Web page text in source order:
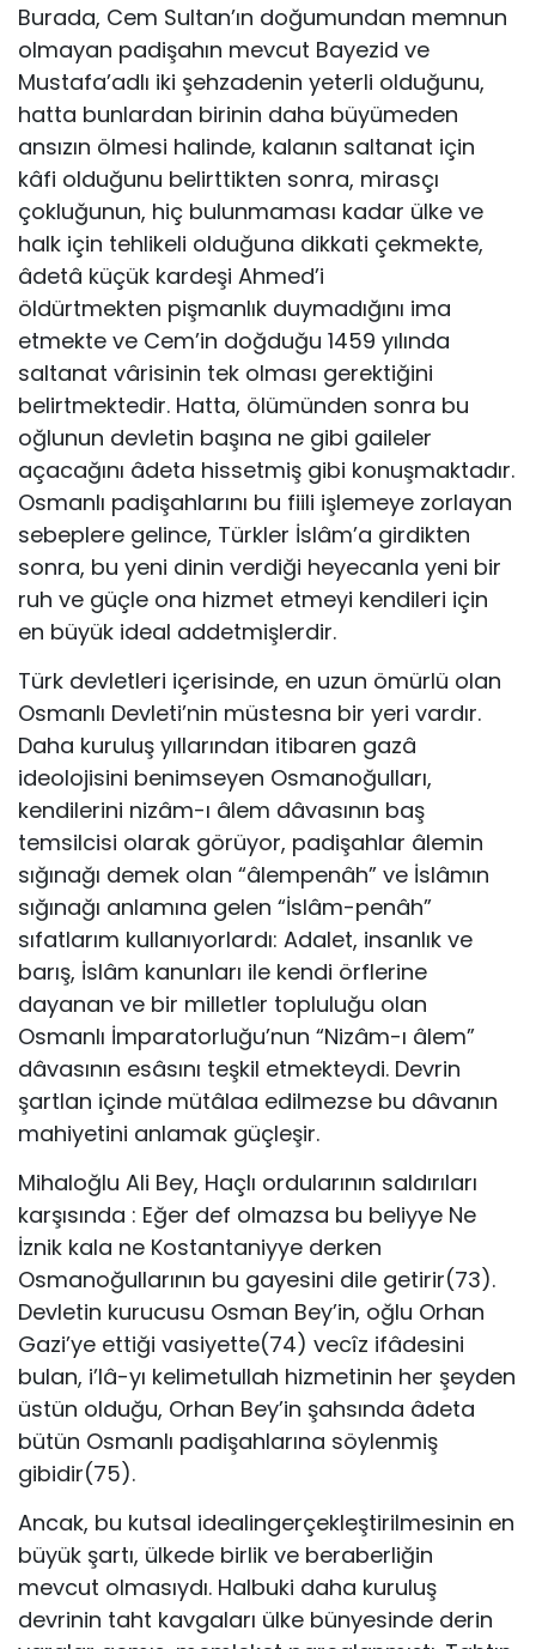
Burada, Cem Sultan’ın doğumundan memnun
olmayan padişahın mevcut Bayezid ve
Mustafa’adlı iki şehzadenin yeterli olduğunu,
hatta bunlardan birinin daha büyümeden
ansızın ölmesi halinde, kalanın saltanat için
kâfi olduğunu belirttikten sonra, mirasçı
çokluğunun, hiç bulunmaması kadar ülke ve
halk için tehlikeli olduğuna dikkati çekmekte,
âdetâ küçük kardeşi Ahmed’i
öldürtmekten pişmanlık duymadığını ima
etmekte ve Cem’in doğduğu 1459 yılında
saltanat vârisinin tek olması gerektiğini
belirtmektedir. Hatta, ölümünden sonra bu
oğlunun devletin başına ne gibi gaileler
açacağını âdeta hissetmiş gibi konuşmaktadır.
Osmanlı padişahlarını bu fiili işlemeye zorlayan
sebeplere gelince, Türkler İslâm’a girdikten
sonra, bu yeni dinin verdiği heyecanla yeni bir
ruh ve güçle ona hizmet etmeyi kendileri için
en büyük ideal addetmişlerdir.
Türk devletleri içerisinde, en uzun ömürlü olan
Osmanlı Devleti’nin müstesna bir yeri vardır.
Daha kuruluş yıllarından itibaren gazâ
ideolojisini benimseyen Osmanoğulları,
kendilerini nizâm-ı âlem dâvasının baş
temsilcisi olarak görüyor, padişahlar âlemin
sığınağı demek olan “âlempenâh” ve İslâmın
sığınağı anlamına gelen “İslâm-penâh”
sıfatlarım kullanıyorlardı: Adalet, insanlık ve
barış, İslâm kanunları ile kendi örflerine
dayanan ve bir milletler topluluğu olan
Osmanlı İmparatorluğu’nun “Nizâm-ı âlem”
dâvasının esâsını teşkil etmekteydi. Devrin
şartlan içinde mütâlaa edilmezse bu dâvanın
mahiyetini anlamak güçleşir.
Mihaloğlu Ali Bey, Haçlı ordularının saldırıları
karşısında : Eğer def olmazsa bu beliyye Ne
İznik kala ne Kostantaniyye derken
Osmanoğullarının bu gayesini dile getirir(73).
Devletin kurucusu Osman Bey’in, oğlu Orhan
Gazi’ye ettiği vasiyette(74) vecîz ifâdesini
bulan, i’lâ-yı kelimetullah hizmetinin her şeyden
üstün olduğu, Orhan Bey’in şahsında âdeta
bütün Osmanlı padişahlarına söylenmiş
gibidir(75).
Ancak, bu kutsal idealingerçekleştirilmesinin en
büyük şartı, ülkede birlik ve beraberliğin
mevcut olmasıydı. Halbuki daha kuruluş
devrinin taht kavgaları ülke bünyesinde derin